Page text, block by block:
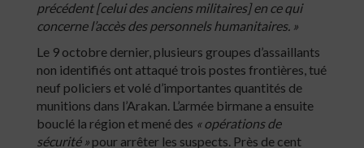
précédent [celui des anciens militaires] en ce qui
concerne l’accès des personnels humanitaires. »
Le 9 octobre dernier, plusieurs groupes d’assaillants
non identifiés ont attaqué trois postes frontières, tué
neuf policiers et volé d’importantes quantités de
munitions dans l’Arakan. L’armée birmane a ensuite
bouclé la région et mené des « opérations de
sécurité » pour arrêter les suspects. Près de cent